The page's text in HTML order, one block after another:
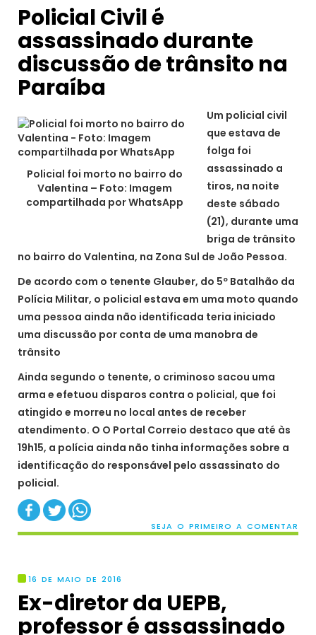
Policial Civil é
assassinado durante
discussão de trânsito na
Paraíba
Policial foi morto no bairro do
Valentina – Foto: Imagem
compartilhada por WhatsApp
Um policial civil
que estava de
folga foi
assassinado a
tiros, na noite
deste sábado
(21), durante uma
briga de trânsito
no bairro do Valentina, na Zona Sul de João Pessoa.
De acordo com o tenente Glauber, do 5º Batalhão da
Polícia Militar, o policial estava em uma moto quando
uma pessoa ainda não identificada teria iniciado
uma discussão por conta de uma manobra de
trânsito
Ainda segundo o tenente, o criminoso sacou uma
arma e efetuou disparos contra o policial, que foi
atingido e morreu no local antes de receber
atendimento. O O Portal Correio destaco que até às
19h15, a polícia ainda não tinha informações sobre a
identificação do responsável pelo assassinato do
policial.
SEJA O PRIMEIRO A COMENTAR
16 DE MAIO DE 2016
Ex-diretor da UEPB,
professor é assassinado